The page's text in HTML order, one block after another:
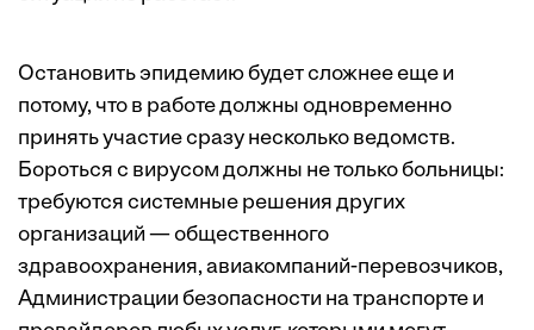
Остановить эпидемию будет сложнее еще и
потому, что в работе должны одновременно
принять участие сразу несколько ведомств.
Бороться с вирусом должны не только больницы:
требуются системные решения других
организаций — общественного
здравоохранения, авиакомпаний-перевозчиков,
Администрации безопасности на транспорте и